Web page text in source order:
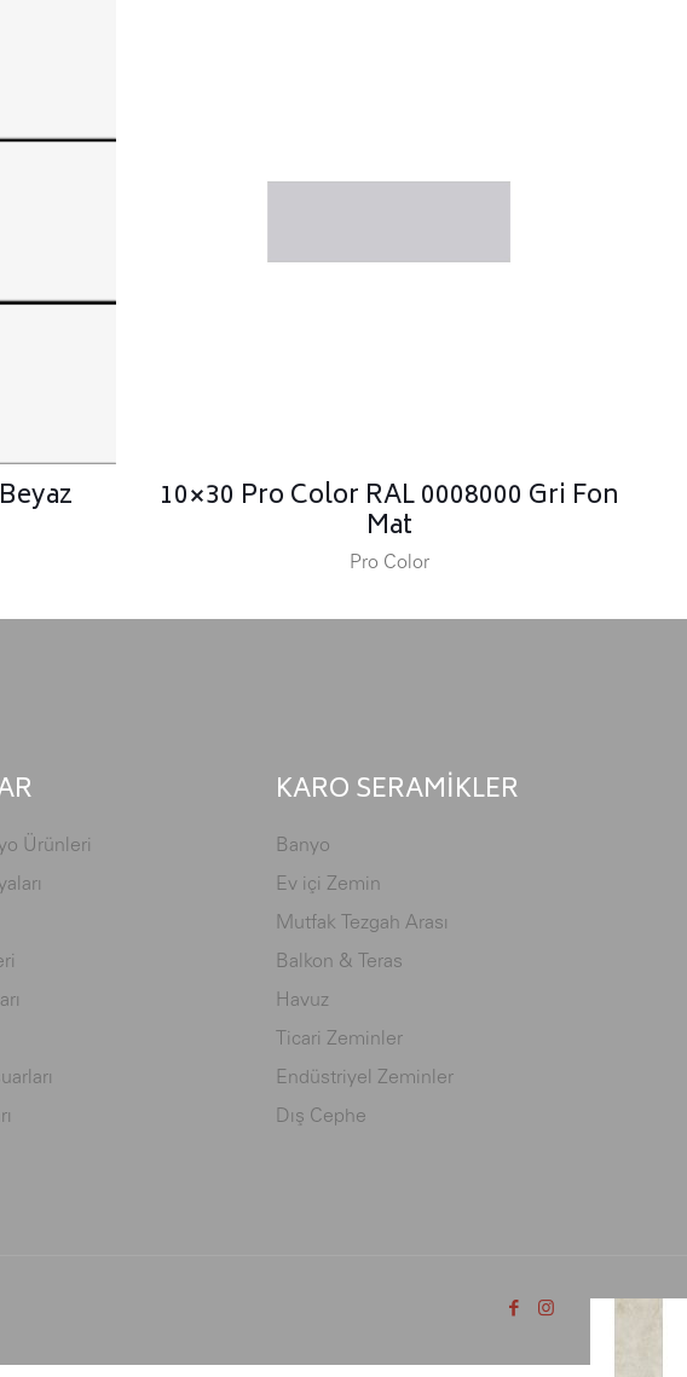
10×30 Pro Color RAL 0008000 Gri Fon
Mat
Pro Color
Ürünleri
KARO SERAMİKLER
Banyo
Ev içi Zemin
Mutfak Tezgah Arası
Balkon & Teras
Havuz
Ticari Zeminler
Endüstriyel Zeminler
Dış Cephe